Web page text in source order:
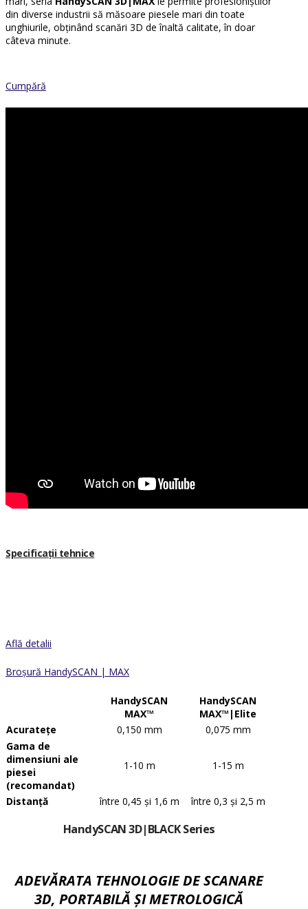
din diverse industrii să măsoare piesele mari din toate
unghiurile, obținând scanări 3D de înaltă calitate, în doar
câteva minute.
Cumpără
Specificații tehnice
Află detalii
Broșură HandySCAN | MAX
HandySCAN
MAX™
HandySCAN
MAX™|Elite
Acuratețe
0,150 mm
0,075 mm
Gama de
dimensiuni ale
piesei
(recomandat)
1-10 m 1-15 m
Distanță între 0,45 și 1,6 m între 0,3 și 2,5 m
HandySCAN 3D|BLACK Series
ADEVĂRATA TEHNOLOGIEDE SCANARE
3D,PORTABILĂ ȘI METROLOGICĂ